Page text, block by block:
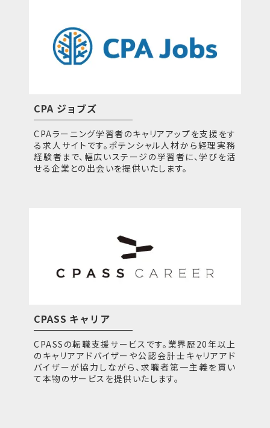
CPA ジョブズ
CPAラーニング学習者のキャリアアップを支援をす
る求人サイトです。ポテンシャル人材から経理実務
経験者まで、幅広いステージの学習者に、学びを活
せる企業との出会いを提供いたします。
CPASS キャリア
CPASSの転職支援サービスです。業界歴20年以上
のキャリアアドバイザーや公認会計士キャリアアド
バイザーが協力しながら、求職者第一主義を貫い
て本物のサービスを提供いたします。